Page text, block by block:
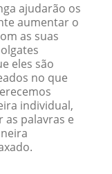
ajudarão os
aumentar o
as suas
eles são
no que
individual,
as palavras e